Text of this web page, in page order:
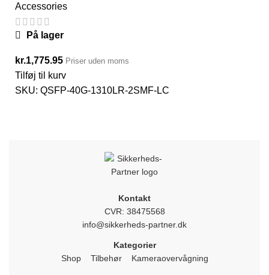
Accessories
På lager
kr.1,775.95 Priser uden moms
Tilføj til kurv
SKU: QSFP-40G-1310LR-2SMF-LC
Kontakt
CVR: 38475568
info@sikkerheds-partner.dk
Kategorier
Shop
Tilbehør Kameraovervågning